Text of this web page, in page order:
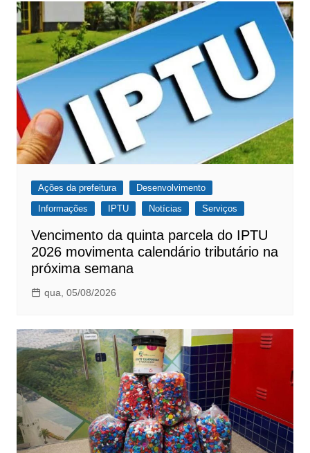
Ações da prefeitura
Desenvolvimento
Informações
IPTU Notícias Serviços
Vencimento da quinta parcela do IPTU
2026 movimenta calendário tributário na
próxima semana
qua, 05/08/2026